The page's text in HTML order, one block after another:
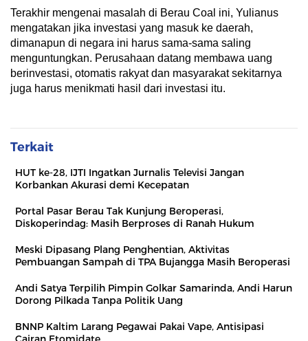
Terakhir mengenai masalah di Berau Coal ini, Yulianus
mengatakan jika investasi yang masuk ke daerah,
dimanapun di negara ini harus sama-sama saling
menguntungkan. Perusahaan datang membawa uang
berinvestasi, otomatis rakyat dan masyarakat sekitarnya
juga harus menikmati hasil dari investasi itu.
Terkait
HUT ke-28, IJTI Ingatkan Jurnalis Televisi Jangan
Korbankan Akurasi demi Kecepatan
Portal Pasar Berau Tak Kunjung Beroperasi,
Diskoperindag: Masih Berproses di Ranah Hukum
Meski Dipasang Plang Penghentian, Aktivitas
Pembuangan Sampah di TPA Bujangga Masih Beroperasi
Andi Satya Terpilih Pimpin Golkar Samarinda, Andi Harun
Dorong Pilkada Tanpa Politik Uang
BNNP Kaltim Larang Pegawai Pakai Vape, Antisipasi